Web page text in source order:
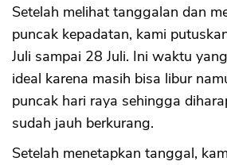
Setelah melihat tanggalan dan
puncak kepadatan, kami
Juli sampai 28 Juli. Ini waktu
ideal karena masih bisa libur
puncak hari raya sehingga
sudah jauh berkurang.
Setelah menetapkan tanggal,